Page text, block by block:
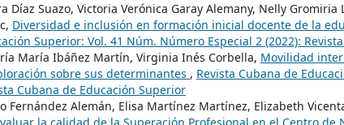
Díaz Suazo, Victoria Verónica Garay Alemany, Nelly Gromiria
Diversidad e inclusión en formación inicial docente de la
Superior: Vol. 41 Núm. Número Especial 2 (2022):
María Ibáñez Martín, Virginia Inés Corbella, Movilidad
sobre sus determinantes , Revista Cubana de
Cubana de Educación Superior
Fernández Alemán, Elisa Martínez Martínez, Elizabeth